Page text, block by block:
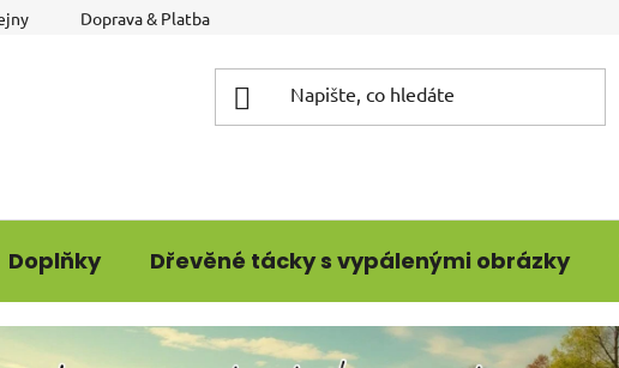
Doprava & Platba
Doplňky Dřevěné tácky s vypálenými obrázky